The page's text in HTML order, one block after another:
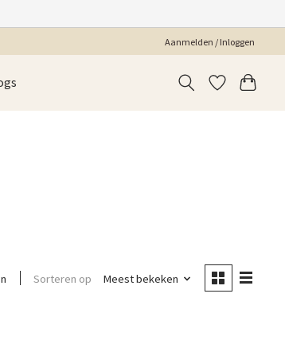
Aanmelden / Inloggen
Sorteren op Meest bekeken